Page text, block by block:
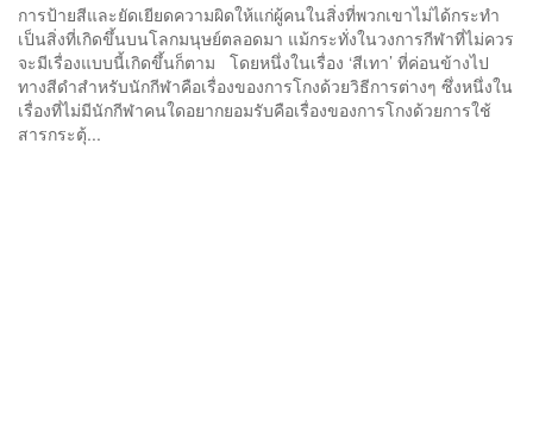
การป้ายสีและยัดเยียดความผิดให้แก่ผู้คนในสิ่งที่พวกเขาไม่ได้กระทำ
เป็นสิ่งที่เกิดขึ้นบนโลกมนุษย์ตลอดมา แม้กระทั่งในวงการกีฬาที่ไม่ควร
จะมีเรื่องแบบนี้เกิดขึ้นก็ตาม โดยหนึ่งในเรื่อง ‘สีเทา’ ที่ค่อนข้างไป
ทางสีดำสำหรับนักกีฬาคือเรื่องของการโกงด้วยวิธีการต่างๆ ซึ่งหนึ่งใน
เรื่องที่ไม่มีนักกีฬาคนใดอยากยอมรับคือเรื่องของการโกงด้วยการใช้
สารกระตุ้...